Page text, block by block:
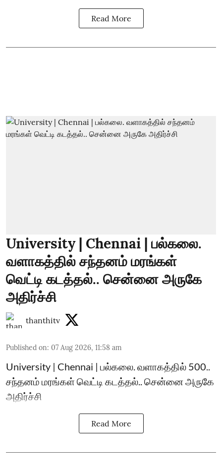
Read More
University | Chennai | பல்கலை.
வளாகத்தில் சந்தனம் மரங்கள்
வெட்டி கடத்தல்.. சென்னை அருகே
அதிர்ச்சி
thanthitv
Published on: 07 Aug 2026, 11:58 am
University | Chennai | பல்கலை. வளாகத்தில் 500..
சந்தனம் மரங்கள் வெட்டி கடத்தல்.. சென்னை அருகே
அதிர்ச்சி
Read More